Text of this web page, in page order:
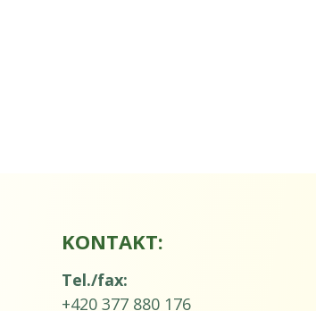
KONTAKT:
Tel./fax:
+420 377 880 176